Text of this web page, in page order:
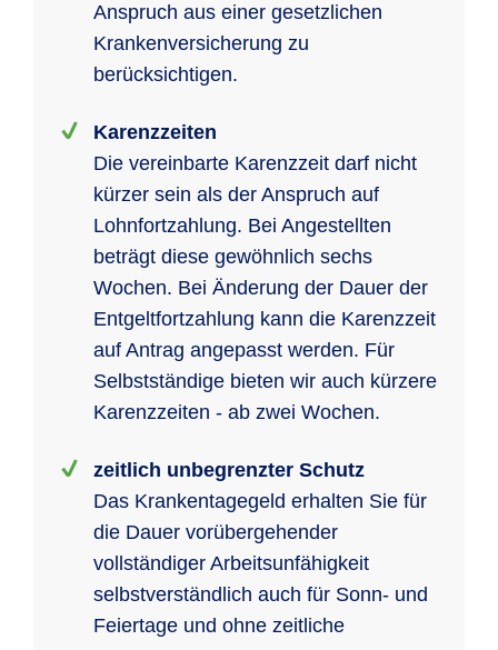
Anspruch aus einer gesetzlichen
Krankenversicherung zu
berücksichtigen.
Karenzzeiten
Die vereinbarte Karenzzeit darf nicht
kürzer sein als der Anspruch auf
Lohnfortzahlung. Bei Angestellten
beträgt diese gewöhnlich sechs
Wochen. Bei Änderung der Dauer der
Entgeltfortzahlung kann die Karenzzeit
auf Antrag angepasst werden. Für
Selbstständige bieten wir auch kürzere
Karenzzeiten - ab zwei Wochen.
zeitlich unbegrenzter Schutz
Das Krankentagegeld erhalten Sie für
die Dauer vorübergehender
vollständiger Arbeitsunfähigkeit
selbstverständlich auch für Sonn- und
Feiertage und ohne zeitliche